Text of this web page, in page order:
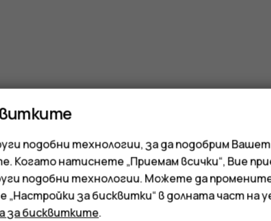
подобни технологии, за да подобрим
Когато натиснете „Приемам всички“, Вие
подобни технологии. Можете да
„Настройки за бисквитки“ в долната част на
за бисквитките.